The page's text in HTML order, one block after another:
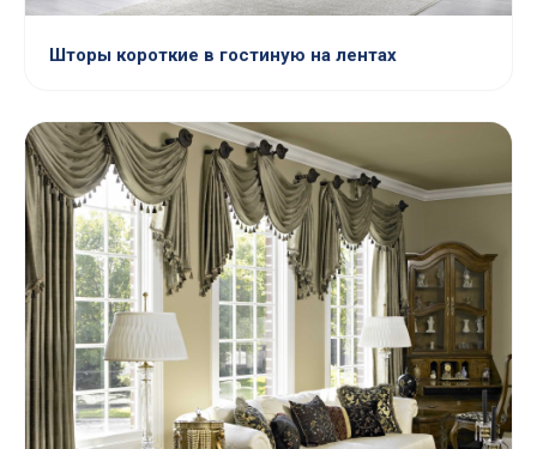
Шторы короткие в гостиную на лентах